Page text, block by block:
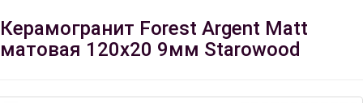
Керамогранит Forest Argent Matt
матовая 120x20 9мм Starowood